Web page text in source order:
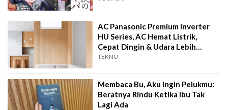
AC Panasonic Premium Inverter
HU Series, AC Hemat Listrik,
Cepat Dingin & Udara Lebih
Bersih
TEKNO
Membaca Bu, Aku Ingin Pelukmu:
Beratnya Rindu Ketika Ibu Tak
Lagi Ada